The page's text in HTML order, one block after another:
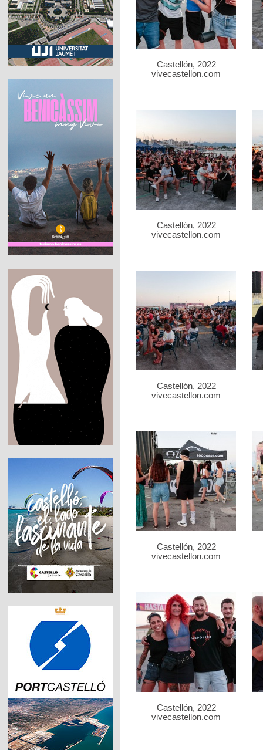
Castellón, 2022
vivecastellon.com
Castellón, 2022
vivecastellon.com
Castellón, 2022
vivecastellon.com
Castellón, 2022
vivecastellon.com
Castellón, 2022
vivecastellon.com